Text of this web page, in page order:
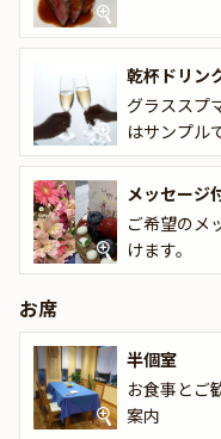
食後にはメッセージ付き
大切な日をさらに彩り豊
まるひとときをお過ごしく
乾杯ドリン
グラススプ
はサンプル
メッセージ
ご希望のメ
けます。
お席
半個室
お食事とご
案内